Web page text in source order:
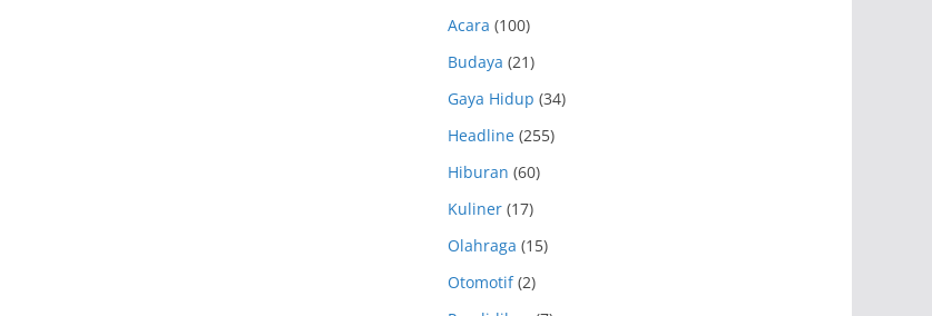
Acara (100)
Budaya (21)
Gaya Hidup (34)
Headline (255)
Hiburan (60)
Kuliner (17)
Olahraga (15)
Otomotif(2)